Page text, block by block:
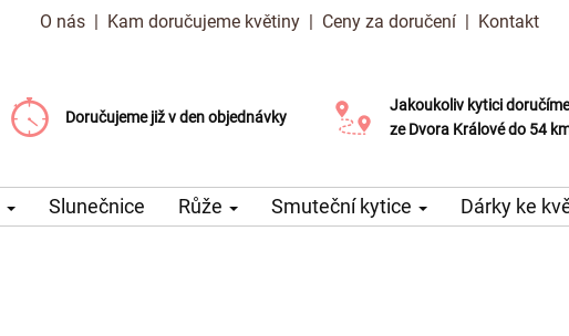
O nás | Kam doručujeme květiny | Ceny za doručení | Kontakt
Doručujeme již v den objednávky
Doručujeme již od 99 Kč
Možný výběr času a dne doručení
Jakoukoliv kytici
ze Dvora Králové do 54
Možnost vyzvednout v
Slunečnice Růže Smuteční kytice Dárky ke